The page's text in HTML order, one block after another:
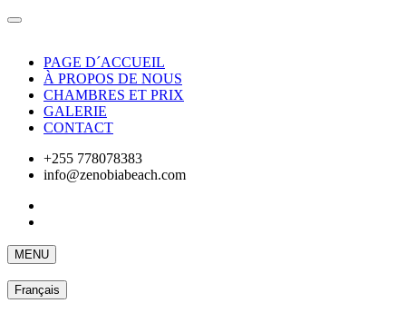
PAGE D´ACCUEIL
À PROPOS DE NOUS
CHAMBRES ET PRIX
GALERIE
CONTACT
+255 778078383
info@zenobiabeach.com
MENU
Français